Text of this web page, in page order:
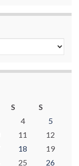
S
S
4
5
11
12
18
19
25 26